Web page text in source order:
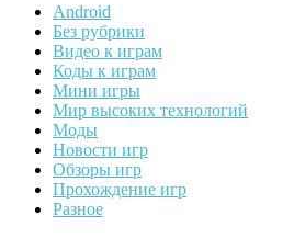
Android
Без рубрики
Видео к играм
Коды к играм
Мини игры
Мир высоких технологий
Моды
Новости игр
Обзоры игр
Прохождение игр
Разное